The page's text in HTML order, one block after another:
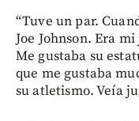
“Tuve un par.
Joe Johnson. Era
Me gustaba su
que me gustaba
su atletismo. Veía